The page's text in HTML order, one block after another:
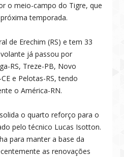
o meio-campo do Tigre, que
temporada.
de Erechim (RS) e tem 33
já passou por
RS, Treze-PB, Novo
e Pelotas-RS, tendo
o América-RN.
o quarto reforço para o
pelo técnico Lucas Isotton.
para manter a base da
as renovações